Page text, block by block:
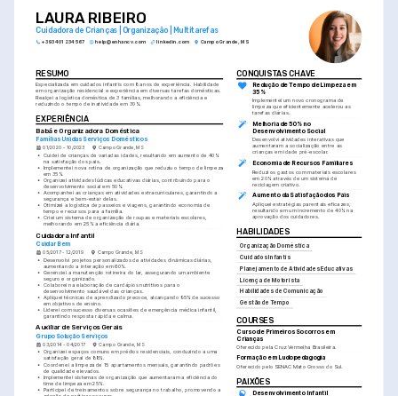
LAURA RIBEIRO
Cuidadora de Crianças | Organização | Multitarefas
+393 401 234 567 help@enhancv.com linkedin.com Campo Grande, MS
RESUMO
Especializada em cuidados infantis com 8 anos de experiência. Habilidade
em organização residencial e experiência em diversas tarefas domésticas.
Realçei a logística doméstica de 3 famílias, melhorando a eficiência e
reduzindo o tempo de inatividade em 30%.
EXPERIÊNCIA
Babá e Organizadora Doméstica
Famílias Unidas Serviços Domésticos
01/2020 - 10/2023 Campo Grande, MS
• Cuidei de crianças de variadas idades, resultando em aumento de 40%
na satisfação dos pais.
• Implementei nova rotina de organização que reduziu o tempo de limpeza
em 35%.
• Organizei atividades lúdicas educativas diárias, contribuindo para o
desenvolvimento social em 50%.
• Acompanhei as crianças em atividades extracurriculares, garantindo a
segurança e bem-estar delas.
• Otimizei a logística de passeios e viagens, garantindo economia de
tempo e recursos para a família.
• Criei um sistema de organização de roupas e materiais escolares,
melhorando em 25% a eficiência diária.
Cuidadora Infantil
Cuidar Bem
05/2017 - 12/2019 Campo Grande, MS
• Desenvolvi projetos personalizados de atividades dinâmicas diárias,
aumentando a interação em 60%.
• Gerenciei a manutenção rotineira do lar, assegurando um ambiente
seguro e organizado.
• Colaborei na elaboração de cardápios nutritivos para o
desenvolvimento saudável das crianças.
• Apliquei técnicas de aprendizado precoce, alcançando 95% de sucesso
em objetivos de ensino.
• Liderei com sucesso diversas ocasiões de emergência médica infantil,
garantindo resposta rápida e calma.
Auxiliar de Serviços Gerais
Grupo Solução Serviços
03/2014 - 04/2017 Campo Grande, MS
• Organizei espaços comuns em prédios residenciais, conduzindo a uma
satisfação geral de 88%.
• Coordenei a limpeza de 15 apartamentos mensais, garantindo padrões
de qualidade elevados.
• Implementei sistemas de organização que aumentaram a eficiência do
time de limpeza em 25%.
• Participei de treinamentos sobre segurança no trabalho, promovendo a
CONQUISTAS CHAVE
Redução de Tempo de Limpeza em
35%
Implementei um novo cronograma de
limpeza que eficientemente acelerou as
tarefas diárias.
Melhoria de 50% no
Desenvolvimento Social
Desenvolvi atividades interativas que
aumentaram a socialização entre as
crianças em idade pré-escolar.
Economia de Recursos Familiares
Reduzi os gastos com materiais escolares
em 20% através de um sistema de
reciclagem criativo.
Aumento da Satisfação dos Pais
Apliquei estratégias parentais eficazes,
resultando em um incremento de 40% na
aprovação dos cuidadores.
HABILIDADES
Organização Doméstica
Cuidados Infantis
Planejamento de Atividades Educativas
Licença de Motorista
Habilidades de Comunicação
Gestão de Tempo
COURSES
Curso de Primeiros Socorros em
Crianças
Oferecido pela Cruz Vermelha Brasileira.
Formação em Ludopedagogia
Oferecido pelo SENAC Mato Grosso do Sul.
PAIXÕES
Desenvolvimento Infantil